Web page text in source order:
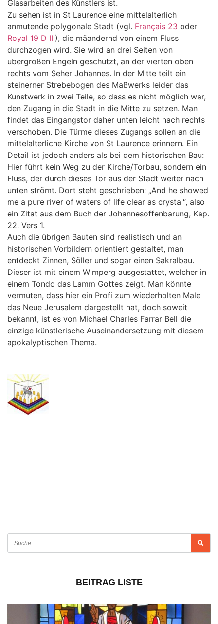
Glasarbeiten des Künstlers ist.
Zu sehen ist in St Laurence eine mittelalterlich
anmutende polygonale Stadt (vgl. Français 23 oder
Royal 19 D III), die mäandernd von einem Fluss
durchzogen wird. Sie wird an drei Seiten von
übergroßen Engeln geschützt, an der vierten oben
rechts vom Seher Johannes. In der Mitte teilt ein
steinerner Strebebogen des Maßwerks leider das
Kunstwerk in zwei Teile, so dass es nicht möglich war,
den Zugang in die Stadt in die Mitte zu setzen. Man
findet das Eingangstor daher unten leicht nach rechts
verschoben. Die Türme dieses Zugangs sollen an die
mittelalterliche Kirche von St Laurence erinnern. Ein
Detail ist jedoch anders als bei dem historischen Bau:
Hier führt kein Weg zu der Kirche/Torbau, sondern ein
Fluss, der durch dieses Tor aus der Stadt weiter nach
unten strömt. Dort steht geschrieben: „And he showed
me a pure river of waters of life clear as crystal“, also
ein Zitat aus dem Buch der Johannesoffenbarung, Kap.
22, Vers 1.
Auch die übrigen Bauten sind realistisch und an
historischen Vorbildern orientiert gestaltet, man
entdeckt Zinnen, Söller und sogar einen Sakralbau.
Dieser ist mit einem Wimperg ausgestattet, welcher in
einem Tondo das Lamm Gottes zeigt. Man könnte
vermuten, dass hier ein Profi zum wiederholten Male
das Neue Jerusalem dargestellt hat, doch soweit
bekannt, ist es von Michael Charles Farrar Bell die
einzige künstlerische Auseinandersetzung mit diesem
apokalyptischen Thema.
BEITRAG LISTE